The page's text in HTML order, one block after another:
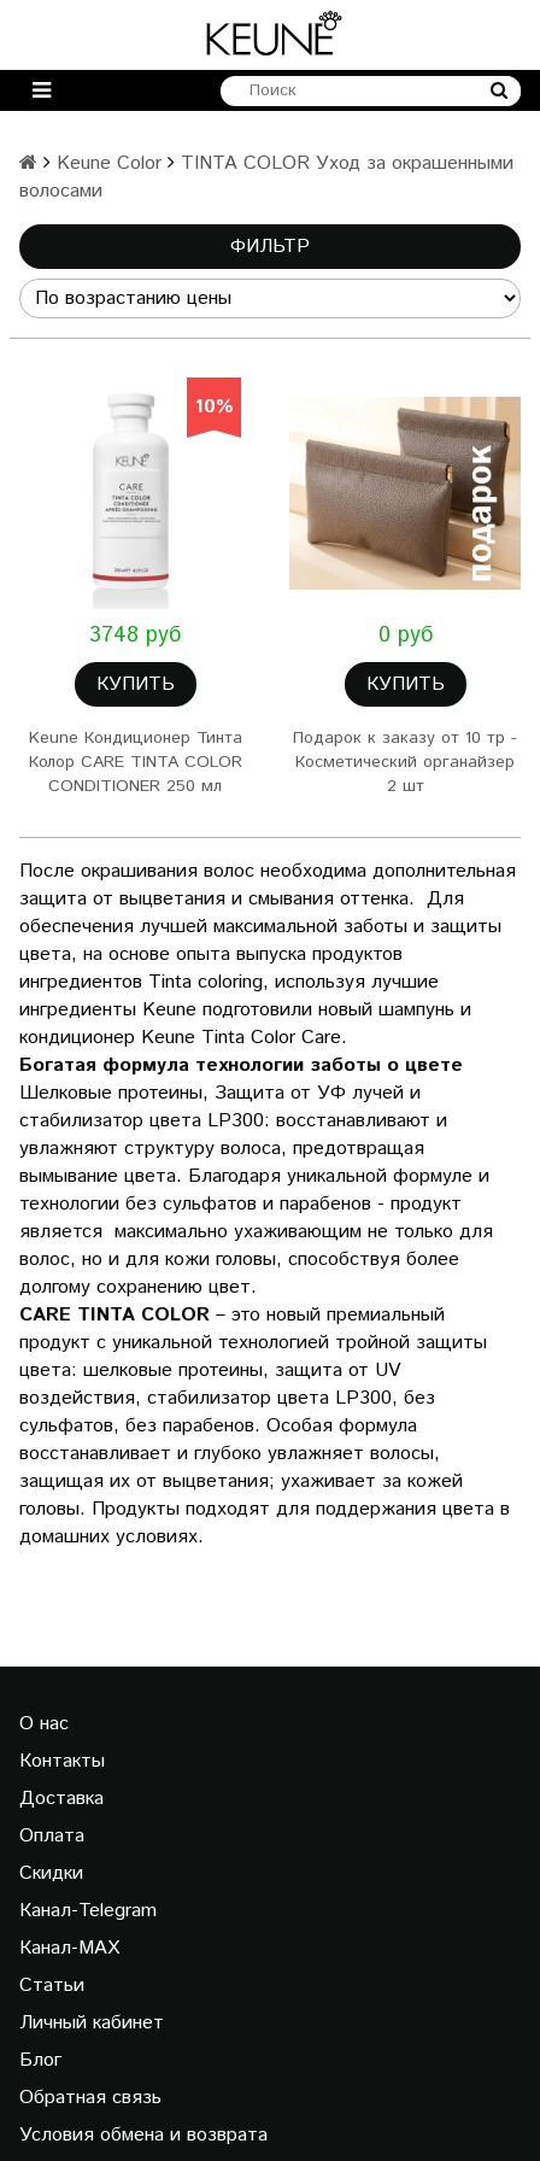
Keune Color
TINTA COLOR Уход за окрашенными
волосами
ФИЛЬТР
10%
3748 руб
КУПИТЬ
Keune Кондиционер Тинта
Колор CARE TINTA COLOR
CONDITIONER 250 мл
0 руб
КУПИТЬ
Подарок к заказу от 10 тр -
Косметический органайзер
2 шт
После окрашивания волос необходима дополнительная
защита от выцветания и смывания оттенка. Для
обеспечения лучшей максимальной заботы и защиты
цвета, на основе опыта выпуска продуктов
ингредиентов Tinta coloring, используя лучшие
ингредиенты Keune подготовили новый шампунь и
кондиционер Keune Tinta Color Care.
Богатая формула технологии заботы о цвете
Шелковые протеины, Защита от УФ лучей и
стабилизатор цвета LP300: восстанавливают и
увлажняют структуру волоса, предотвращая
вымывание цвета. Благодаря уникальной формуле и
технологии без сульфатов и парабенов - продукт
является максимально ухаживающим не только для
волос, но и для кожи головы, способствуя более
долгому сохранению цвет.
CARE TINTA COLOR – это новый премиальный
продукт с уникальной технологией тройной защиты
цвета: шелковые протеины, защита от UV
воздействия, стабилизатор цвета LP300, без
сульфатов, без парабенов. Особая формула
восстанавливает и глубоко увлажняет волосы,
защищая их от выцветания; ухаживает за кожей
головы. Продукты подходят для поддержания цвета в
домашних условиях.
О нас
Контакты
Доставка
Оплата
Скидки
Канал-Telegram
Канал-МAX
Статьи
Личный кабинет
Блог
Обратная связь
Условия обмена и возврата